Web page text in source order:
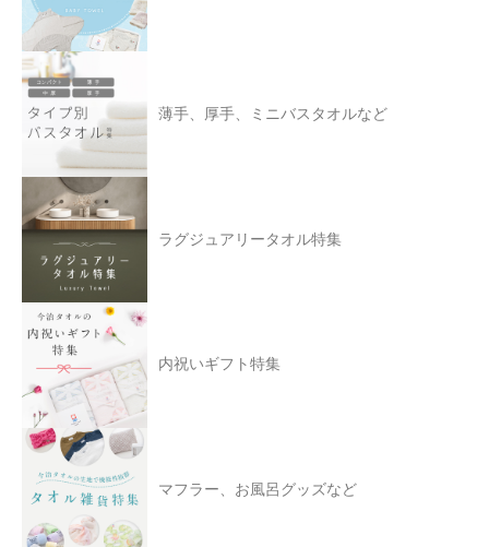
薄手、厚手、ミニバスタオルなど
ラグジュアリータオル特集
内祝いギフト特集
マフラー、お風呂グッズなど